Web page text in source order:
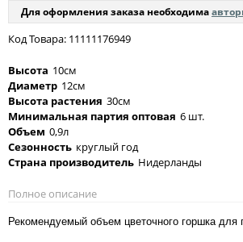
Для оформления заказа необходима
Код Товара: 11111176949
Высота 10см
Диаметр 12см
Высота растения 30см
Минимальная партия оптовая 6 шт.
Объем 0,9л
Сезонность круглый год
Страна производитель Нидерланды
Полное описание
Рекомендуемый объем цветочного горшка для